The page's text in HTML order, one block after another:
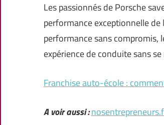
Les passionnés de Porsche
performance exceptionnelle
performance sans compromis,
expérience de conduite sans
Franchise auto-école :
A voir aussi :